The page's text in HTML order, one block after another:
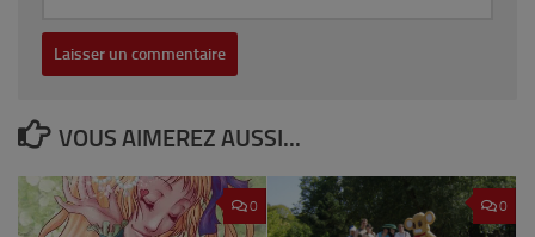
VOUS AIMEREZ AUSSI...
0 0